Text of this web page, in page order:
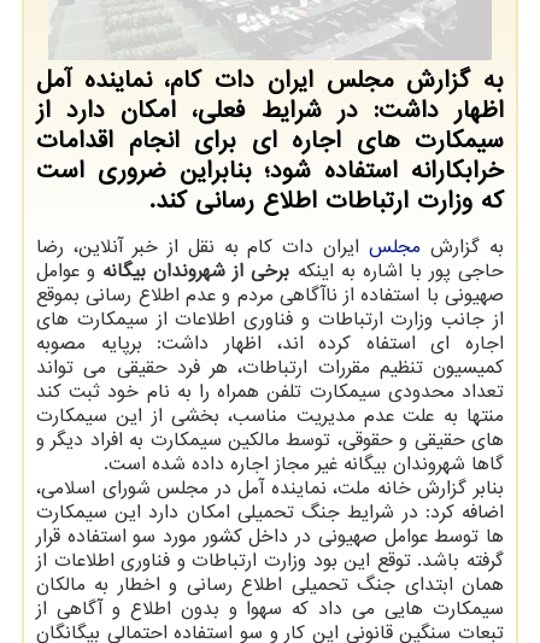
به گزارش مجلس ایران دات کام، نماینده آمل
اظهار داشت: در شرایط فعلی، امکان دارد از
سیمکارت های اجاره ای برای انجام اقدامات
خرابکارانه استفاده شود؛ بنابراین ضروری است
که وزارت ارتباطات اطلاع رسانی کند.
به گزارش مجلسایران دات کام به نقل از خبر آنلاین، رضا
حاجی پور با اشاره به اینکه برخی از شهروندان بیگانه و عوامل
صهیونی با استفاده از ناآگاهی مردم و عدم اطلاع رسانی بموقع
از جانب وزارت ارتباطات و فناوری اطلاعات از سیمکارت های
اجاره ای استفاه کرده اند، اظهار داشت: برپایه مصوبه
کمیسیون تنظیم مقررات ارتباطات، هر فرد حقیقی می تواند
تعداد محدودی سیمکارت تلفن همراه را به نام خود ثبت کند
منتها به علت عدم مدیریت مناسب، بخشی از این سیمکارت
های حقیقی و حقوقی، توسط مالکین سیمکارت به افراد دیگر و
گاها شهروندان بیگانه غیر مجاز اجاره داده شده است.
بنابر گزارش خانه ملت، نماینده آمل در مجلس شورای اسلامی،
اضافه کرد: در شرایط جنگ تحمیلی امکان دارد این سیمکارت
ها توسط عوامل صهیونی در داخل کشور مورد سو استفاده قرار
گرفته باشد. توقع این بود وزارت ارتباطات و فناوری اطلاعات از
همان ابتدای جنگ تحمیلی اطلاع رسانی و اخطار به مالکان
سیمکارت هایی می داد که سهوا و بدون اطلاع و آگاهی از
تبعات سنگین قانونی این کار و سو استفاده احتمالی بیگانگان